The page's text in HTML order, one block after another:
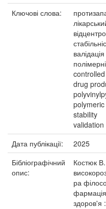
Ключові слова:
валідація
drug
stability
validation
Дата публікації:
2025
Бібліографічний
опис:
Костюк
ра
здоров'я